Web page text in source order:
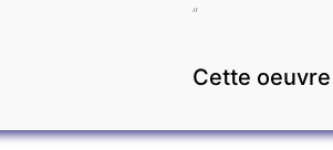
“
Cette